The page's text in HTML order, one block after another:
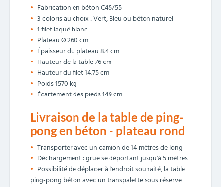
Fabrication en béton C45/55
3 coloris au choix : Vert, Bleu ou béton naturel
1 filet laqué blanc
Plateau Ø 260 cm
Épaisseur du plateau 8.4 cm
Hauteur de la table 76 cm
Hauteur du filet 14.75 cm
Poids 1570 kg
Écartement des pieds 149 cm
Livraison de la table de ping-
pong en béton - plateau rond
Transporter avec un camion de 14 mètres de long
Déchargement : grue se déportant jusqu'à 5 mètres
Possibilité de déplacer à l'endroit souhaité, la table
ping-pong béton avec un transpalette sous réserve